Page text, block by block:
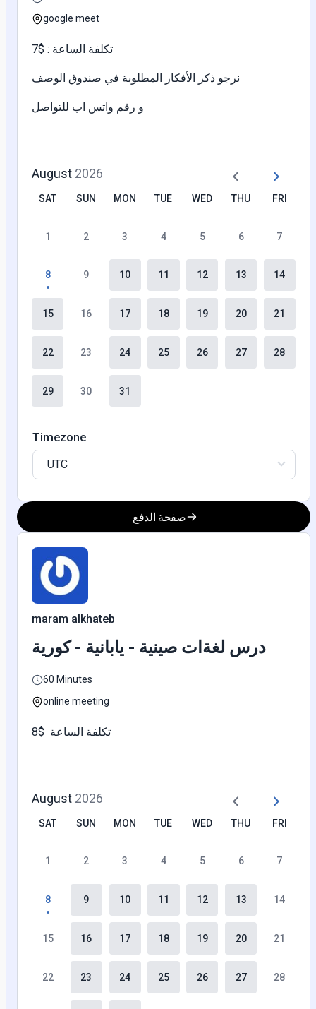
google meet
تكلفة الساعة : $7
و رقم واتس اب للتواصل
August 2026
SAT SUN MON TUE WED THU FRI
1 2 3 4 5 6 7
8 9 10 11 12 13 14
15 16 17 18 19 20 21
22 23 24 25 26 27 28
29 30 31
Timezone
UTC
صفحة الدفع
maram alkhateb
درس لغةات صينية - يابانية - كورية
60 Minutes
online meeting
تكلفة الساعة $8
August 2026
SAT SUN MON TUE WED THU FRI
1 2 3 4 5 6 7
8 9 10 11 12 13 14
15 16 17 18 19 20 21
22 23 24 25 26 27 28